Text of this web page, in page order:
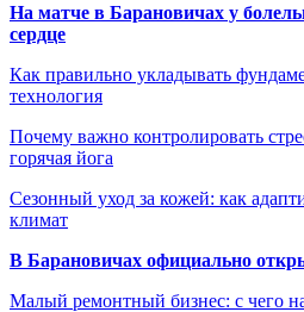
На матче в Барановичах у
сердце
Как правильно укладывать
технология
Почему важно контролировать
горячая йога
Сезонный уход за кожей: как
климат
В Барановичах официально
Малый ремонтный бизнес: с чего